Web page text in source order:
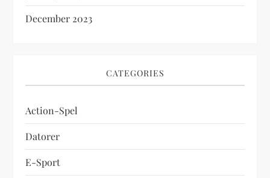
December 2023
CATEGORIES
Action-Spel
Datorer
E-Sport